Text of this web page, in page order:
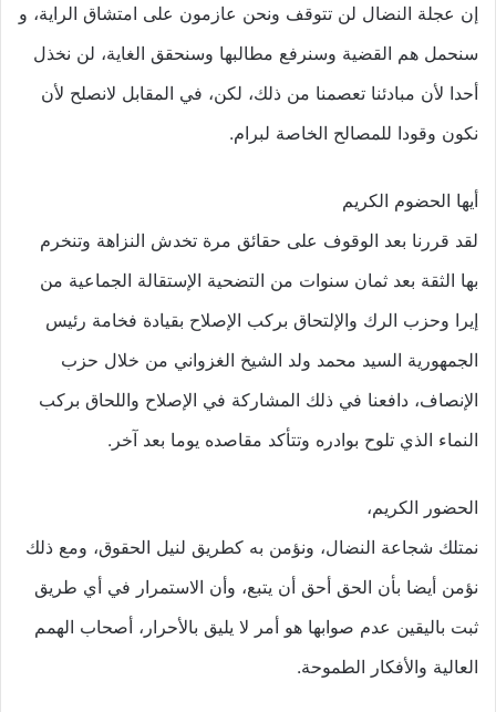
إن عجلة النضال لن تتوقف ونحن عازمون على امتشاق الراية، و
سنحمل هم القضية وسنرفع مطالبها وسنحقق الغاية، لن نخذل
أحدا لأن مبادئنا تعصمنا من ذلك، لكن، في المقابل لانصلح لأن
نكون وقودا للمصالح الخاصة لبرام.
أيها الحضوم الكريم
لقد قررنا بعد الوقوف على حقائق مرة تخدش النزاهة وتنخرم
بها الثقة بعد ثمان سنوات من التضحية الإستقالة الجماعية من
إيرا وحزب الرك والإلتحاق بركب الإصلاح بقيادة فخامة رئيس
الجمهورية السيد محمد ولد الشيخ الغزواني من خلال حزب
الإنصاف، دافعنا في ذلك المشاركة في الإصلاح واللحاق بركب
النماء الذي تلوح بوادره وتتأكد مقاصده يوما بعد آخر.
الحضور الكريم،
نمتلك شجاعة النضال، ونؤمن به كطريق لنيل الحقوق، ومع ذلك
نؤمن أيضا بأن الحق أحق أن يتبع، وأن الاستمرار في أي طريق
ثبت باليقين عدم صوابها هو أمر لا يليق بالأحرار، أصحاب الهمم
العالية والأفكار الطموحة.